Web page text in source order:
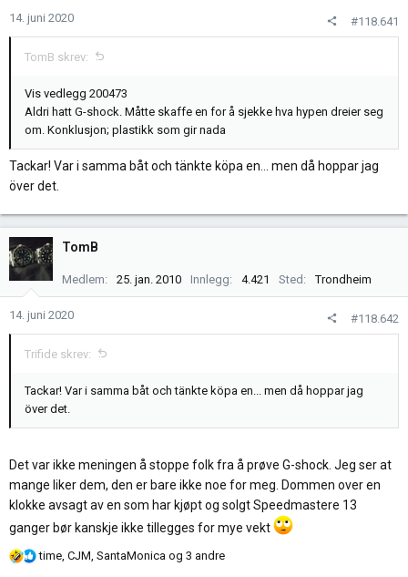
n
e
r
14. juni 2020 #118.641
TomB skrev:
Vis vedlegg 200473
Aldri hatt G-shock. Måtte skaffe en for å sjekke hva hypen dreier seg
om. Konklusjon; plastikk som gir nada
Tackar! Var i samma båt och tänkte köpa en... men då hoppar jag
över det.
TomB
Medlem 25. jan. 2010 Innlegg 4.421 Sted Trondheim
14. juni 2020 #118.642
Trifide skrev:
Tackar! Var i samma båt och tänkte köpa en... men då hoppar jag
över det.
Det var ikke meningen å stoppe folk fra å prøve G-shock. Jeg ser at
mange liker dem, den er bare ikke noe for meg. Dommen over en
klokke avsagt av en som har kjøpt og solgt Speedmastere 13
ganger bør kanskje ikke tillegges for mye vekt
R
time, CJM, SantaMonica og 3 andre